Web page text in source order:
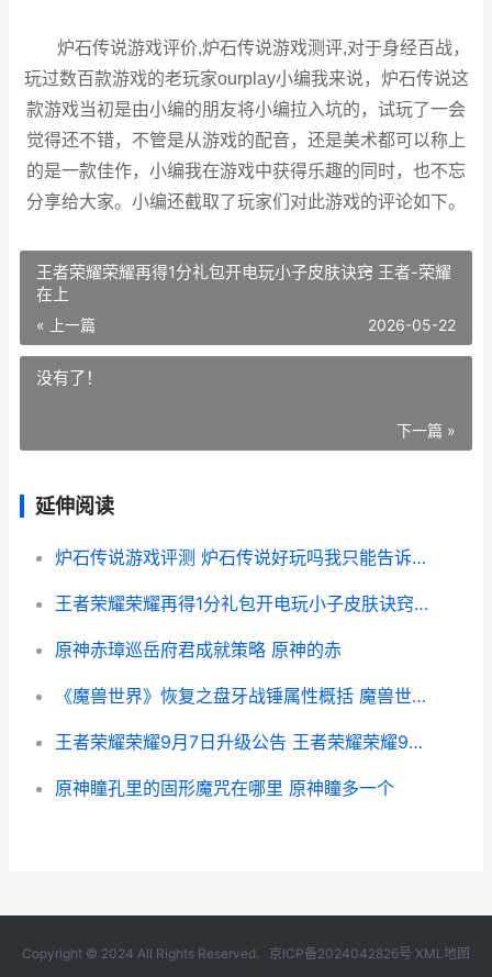
炉石传说游戏评价,炉石传说游戏测评,对于身经百战，
玩过数百款游戏的老玩家ourplay小编我来说，炉石传说这
款游戏当初是由小编的朋友将小编拉入坑的，试玩了一会
觉得还不错，不管是从游戏的配音，还是美术都可以称上
的是一款佳作，小编我在游戏中获得乐趣的同时，也不忘
分享给大家。小编还截取了玩家们对此游戏的评论如下。
王者荣耀荣耀再得1分礼包开电玩小子皮肤诀窍 王者-荣耀
在上
« 上一篇 2026-05-22
没有了！
下一篇 »
延伸阅读
炉石传说游戏评测 炉石传说好玩吗我只能告诉你一句话
王者荣耀荣耀再得1分礼包开电玩小子皮肤诀窍 王者-荣耀在上
原神赤璋巡岳府君成就策略 原神的赤
《魔兽世界》恢复之盘牙战锤属性概括 魔兽世界人物恢复有什么限制
王者荣耀荣耀9月7日升级公告 王者荣耀荣耀9年玩家
原神瞳孔里的固形魔咒在哪里 原神瞳多一个
Copyright © 2024 All Rights Reserved. 京ICP备2024042826号 XML地图